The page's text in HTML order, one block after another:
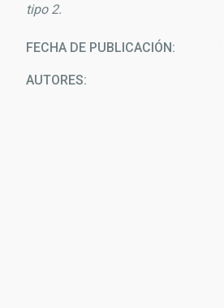
tipo 2.
FECHA DE PUBLICACIÓN
AUTORES